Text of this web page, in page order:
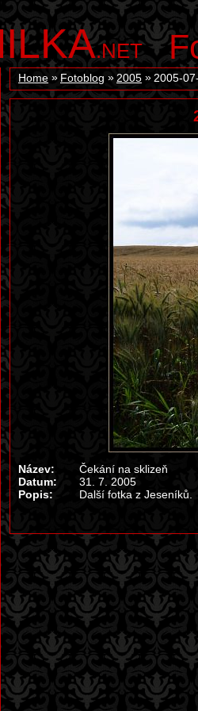
.NET
Home Fotoblog 2005 2005-
Název:
Čekání na sklizeň
Datum:
31. 7. 2005
Popis:
Další fotka z Jeseníků.